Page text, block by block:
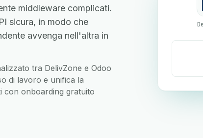
middleware complicati.
sicura, in modo che
avvenga nell'altra in
tra DelivZone e Odoo
di lavoro e unifica la
con onboarding gratuito